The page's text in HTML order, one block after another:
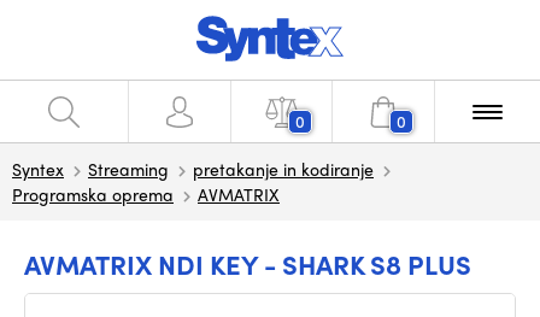
0 0
Syntex Streaming
pretakanje in kodiranje
Programska oprema
AVMATRIX
AVMATRIX NDI KEY - SHARK S8 PLUS